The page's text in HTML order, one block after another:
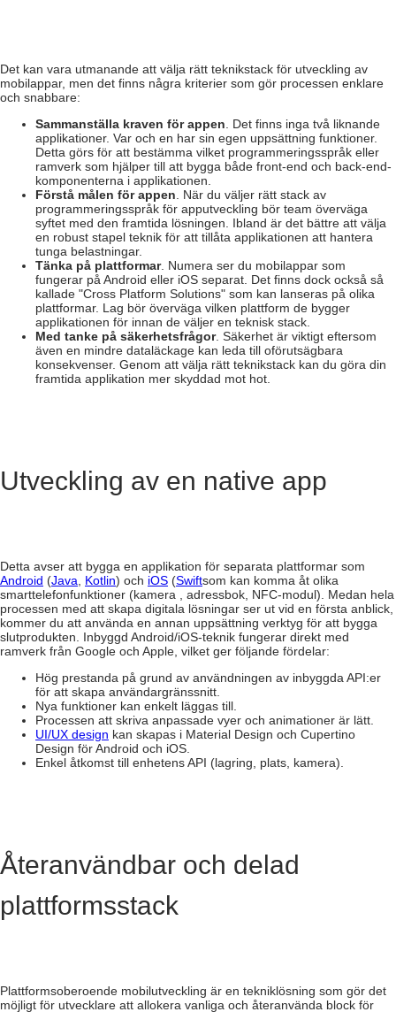
Det kan vara utmanande att välja rätt teknikstack för utveckling av
mobilappar, men det finns några kriterier som gör processen enklare
och snabbare:
Sammanställa kraven för appen. Det finns inga två liknande
applikationer. Var och en har sin egen uppsättning funktioner.
Detta görs för att bestämma vilket programmeringsspråk eller
ramverk som hjälper till att bygga både front-end och back-end-
komponenterna i applikationen.
Förstå målen för appen. När du väljer rätt stack av
programmeringsspråk för apputveckling bör team överväga
syftet med den framtida lösningen. Ibland är det bättre att välja
en robust stapel teknik för att tillåta applikationen att hantera
tunga belastningar.
Tänka på plattformar. Numera ser du mobilappar som
fungerar på Android eller iOS separat. Det finns dock också så
kallade "Cross Platform Solutions" som kan lanseras på olika
plattformar. Lag bör överväga vilken plattform de bygger
applikationen för innan de väljer en teknisk stack.
Med tanke på säkerhetsfrågor. Säkerhet är viktigt eftersom
även en mindre dataläckage kan leda till oförutsägbara
konsekvenser. Genom att välja rätt teknikstack kan du göra din
framtida applikation mer skyddad mot hot.
Utveckling av en native app
Detta avser att bygga en applikation för separata plattformar som
Android (Java Kotlin) och iOS (Swiftsom kan komma åt olika
smarttelefonfunktioner (kamera , adressbok, NFC-modul). Medan hela
processen med att skapa digitala lösningar ser ut vid en första anblick,
kommer du att använda en annan uppsättning verktyg för att bygga
slutprodukten. Inbyggd Android/iOS-teknik fungerar direkt med
ramverk från Google och Apple, vilket ger följande fördelar:
Hög prestanda på grund av användningen av inbyggda API:er
för att skapa användargränssnitt.
Nya funktioner kan enkelt läggas till.
Processen att skriva anpassade vyer och animationer är lätt.
UI/UX design kan skapas i Material Design och Cupertino
Design för Android och iOS.
Enkel åtkomst till enhetens API (lagring, plats, kamera).
Återanvändbar och delad
plattformsstack
Plattformsoberoende mobilutveckling är en tekniklösning som gör det
möjligt för utvecklare att allokera vanliga och återanvända block för